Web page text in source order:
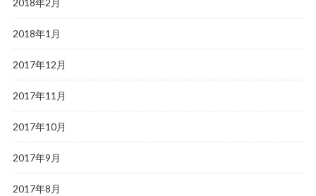
2018年2月
2018年1月
2017年12月
2017年11月
2017年10月
2017年9月
2017年8月